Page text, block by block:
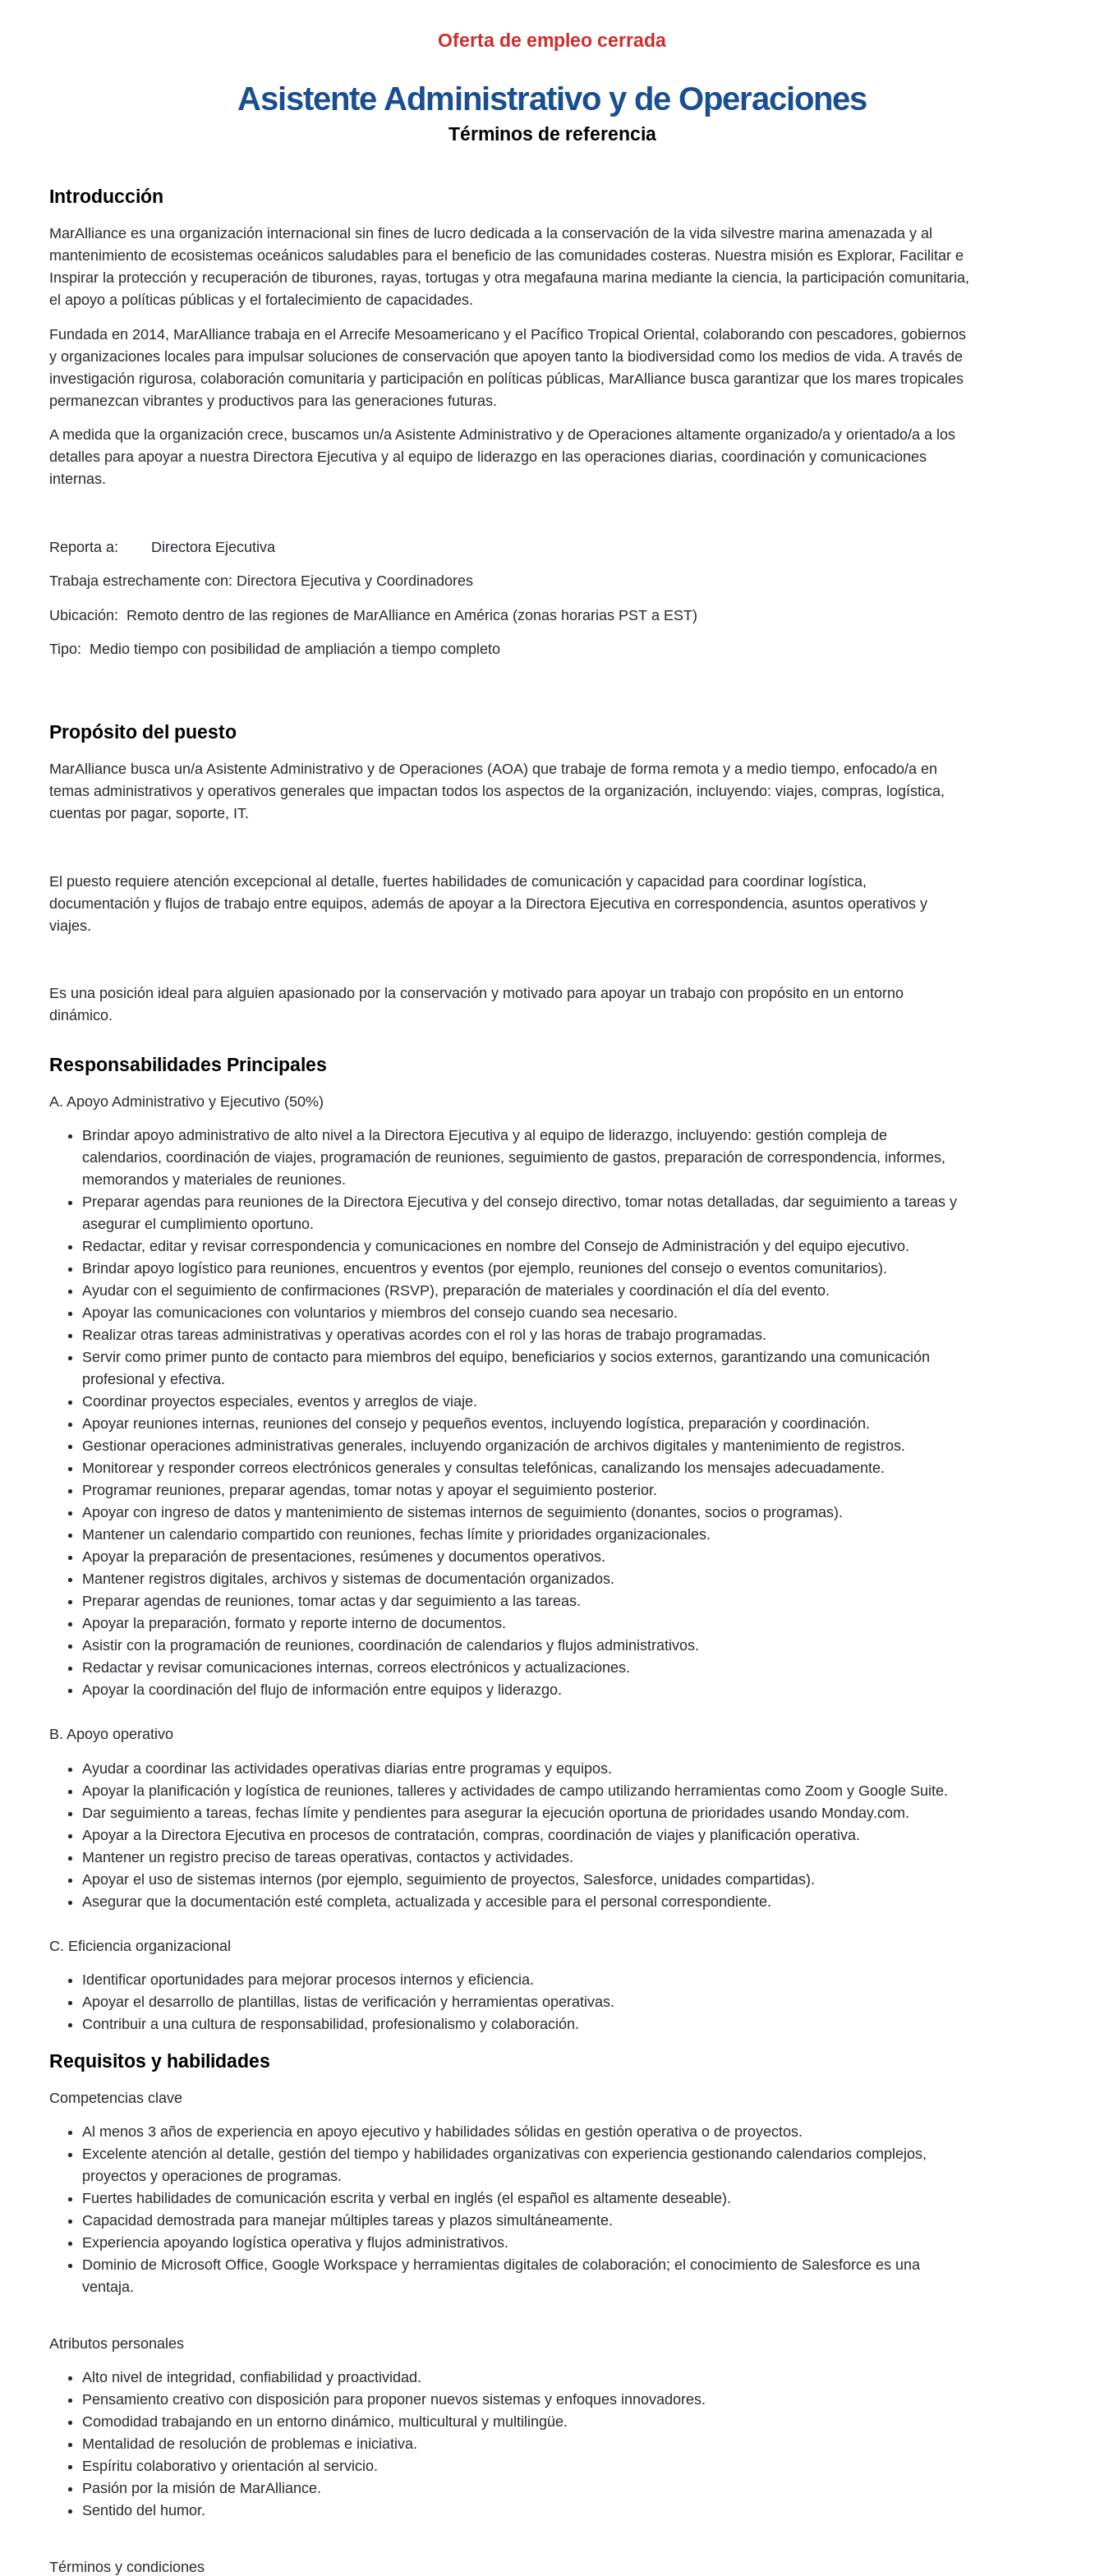
Oferta de empleo cerrada
Asistente Administrativo y de Operaciones
Términos de referencia
Introducción
MarAlliance es una organización internacional sin fines de lucro dedicada a la conservación de la vida silvestre marina amenazada y al
mantenimiento de ecosistemas oceánicos saludables para el beneficio de las comunidades costeras. Nuestra misión es Explorar, Facilitar e
Inspirar la protección y recuperación de tiburones, rayas, tortugas y otra megafauna marina mediante la ciencia, la participación comunitaria,
el apoyo a políticas públicas y el fortalecimiento de capacidades.
Fundada en 2014, MarAlliance trabaja en el Arrecife Mesoamericano y el Pacífico Tropical Oriental, colaborando con pescadores, gobiernos
y organizaciones locales para impulsar soluciones de conservación que apoyen tanto la biodiversidad como los medios de vida. A través de
investigación rigurosa, colaboración comunitaria y participación en políticas públicas, MarAlliance busca garantizar que los mares tropicales
permanezcan vibrantes y productivos para las generaciones futuras.
A medida que la organización crece, buscamos un/a Asistente Administrativo y de Operaciones altamente organizado/a y orientado/a a los
detalles para apoyar a nuestra Directora Ejecutiva y al equipo de liderazgo en las operaciones diarias, coordinación y comunicaciones
internas.
Reporta a: Directora Ejecutiva
Trabaja estrechamente con: Directora Ejecutiva y Coordinadores
Ubicación: Remoto dentro de las regiones de MarAlliance en América (zonas horarias PST a EST)
Tipo: Medio tiempo con posibilidad de ampliación a tiempo completo
Propósito del puesto
MarAlliance busca un/a Asistente Administrativo y de Operaciones (AOA) que trabaje de forma remota y a medio tiempo, enfocado/a en
temas administrativos y operativos generales que impactan todos los aspectos de la organización, incluyendo: viajes, compras, logística,
cuentas por pagar, soporte, IT.
El puesto requiere atención excepcional al detalle, fuertes habilidades de comunicación y capacidad para coordinar logística,
documentación y flujos de trabajo entre equipos, además de apoyar a la Directora Ejecutiva en correspondencia, asuntos operativos y
viajes.
Es una posición ideal para alguien apasionado por la conservación y motivado para apoyar un trabajo con propósito en un entorno
dinámico.
Responsabilidades Principales
A. Apoyo Administrativo y Ejecutivo (50%)
Brindar apoyo administrativo de alto nivel a la Directora Ejecutiva y al equipo de liderazgo, incluyendo: gestión compleja de
calendarios, coordinación de viajes, programación de reuniones, seguimiento de gastos, preparación de correspondencia, informes,
memorandos y materiales de reuniones.
Preparar agendas para reuniones de la Directora Ejecutiva y del consejo directivo, tomar notas detalladas, dar seguimiento a tareas y
asegurar el cumplimiento oportuno.
Redactar, editar y revisar correspondencia y comunicaciones en nombre del Consejo de Administración y del equipo ejecutivo.
Brindar apoyo logístico para reuniones, encuentros y eventos (por ejemplo, reuniones del consejo o eventos comunitarios).
Ayudar con el seguimiento de confirmaciones (RSVP), preparación de materiales y coordinación el día del evento.
Apoyar las comunicaciones con voluntarios y miembros del consejo cuando sea necesario.
Realizar otras tareas administrativas y operativas acordes con el rol y las horas de trabajo programadas.
Servir como primer punto de contacto para miembros del equipo, beneficiarios y socios externos, garantizando una comunicación
profesional y efectiva.
Coordinar proyectos especiales, eventos y arreglos de viaje.
Apoyar reuniones internas, reuniones del consejo y pequeños eventos, incluyendo logística, preparación y coordinación.
Gestionar operaciones administrativas generales, incluyendo organización de archivos digitales y mantenimiento de registros.
Monitorear y responder correos electrónicos generales y consultas telefónicas, canalizando los mensajes adecuadamente.
Programar reuniones, preparar agendas, tomar notas y apoyar el seguimiento posterior.
Apoyar con ingreso de datos y mantenimiento de sistemas internos de seguimiento (donantes, socios o programas).
Mantener un calendario compartido con reuniones, fechas límite y prioridades organizacionales.
Apoyar la preparación de presentaciones, resúmenes y documentos operativos.
Mantener registros digitales, archivos y sistemas de documentación organizados.
Preparar agendas de reuniones, tomar actas y dar seguimiento a las tareas.
Apoyar la preparación, formato y reporte interno de documentos.
Asistir con la programación de reuniones, coordinación de calendarios y flujos administrativos.
Redactar y revisar comunicaciones internas, correos electrónicos y actualizaciones.
Apoyar la coordinación del flujo de información entre equipos y liderazgo.
B. Apoyo operativo
Ayudar a coordinar las actividades operativas diarias entre programas y equipos.
Apoyar la planificación y logística de reuniones, talleres y actividades de campo utilizando herramientas como Zoom y Google Suite.
Dar seguimiento a tareas, fechas límite y pendientes para asegurar la ejecución oportuna de prioridades usando Monday.com.
Apoyar a la Directora Ejecutiva en procesos de contratación, compras, coordinación de viajes y planificación operativa.
Mantener un registro preciso de tareas operativas, contactos y actividades.
Apoyar el uso de sistemas internos (por ejemplo, seguimiento de proyectos, Salesforce, unidades compartidas).
Asegurar que la documentación esté completa, actualizada y accesible para el personal correspondiente.
C. Eficiencia organizacional
Identificar oportunidades para mejorar procesos internos y eficiencia.
Apoyar el desarrollo de plantillas, listas de verificación y herramientas operativas.
Contribuir a una cultura de responsabilidad, profesionalismo y colaboración.
Requisitos y habilidades
Competencias clave
Al menos 3 años de experiencia en apoyo ejecutivo y habilidades sólidas en gestión operativa o de proyectos.
Excelente atención al detalle, gestión del tiempo y habilidades organizativas con experiencia gestionando calendarios complejos,
proyectos y operaciones de programas.
Fuertes habilidades de comunicación escrita y verbal en inglés (el español es altamente deseable).
Capacidad demostrada para manejar múltiples tareas y plazos simultáneamente.
Experiencia apoyando logística operativa y flujos administrativos.
Dominio de Microsoft Office, Google Workspace y herramientas digitales de colaboración; el conocimiento de Salesforce es una
ventaja.
Atributos personales
Alto nivel de integridad, confiabilidad y proactividad.
Pensamiento creativo con disposición para proponer nuevos sistemas y enfoques innovadores.
Comodidad trabajando en un entorno dinámico, multicultural y multilingüe.
Mentalidad de resolución de problemas e iniciativa.
Espíritu colaborativo y orientación al servicio.
Pasión por la misión de MarAlliance.
Sentido del humor.
Términos y condiciones